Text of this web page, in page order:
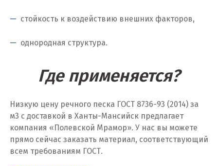
Камышево
Камышлов
Качканар
Кемерово
Киров
стойкость к воздействию внешних факторов,
однородная структура.
Где применяется?
Низкую цену речного песка ГОСТ 8736-93 (2014) за
м3 с доставкой в Ханты-Мансийск предлагает
компания «Полевской Мрамор». У нас вы можете
прямо сейчас заказать материал, соответствующий
всем требованиям ГОСТ.